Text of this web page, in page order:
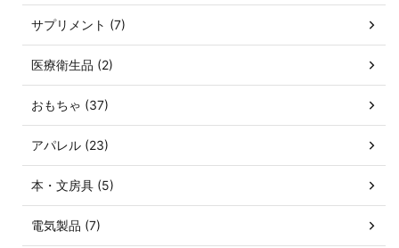
サプリメント (7)
医療衛生品 (2)
おもちゃ (37)
アパレル (23)
本・文房具 (5)
電気製品 (7)